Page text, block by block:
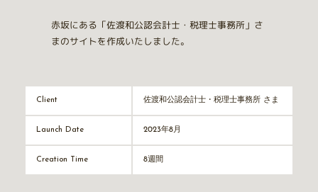
赤坂にある「佐渡和公認会計士・税理士事務所」さ
まのサイトを作成いたしました。
Client 佐渡和公認会計士・税理士事務所 さま
Launch Date 2023年8月
Creation Time 8週間